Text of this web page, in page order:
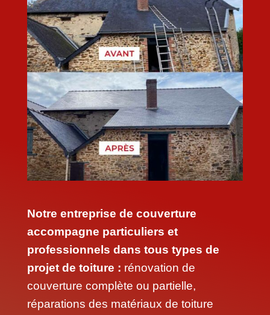
Notre entreprise de couverture
accompagne particuliers et
professionnels dans tous types de
projet de toiture : rénovation de
couverture complète ou partielle,
réparations des matériaux de toiture